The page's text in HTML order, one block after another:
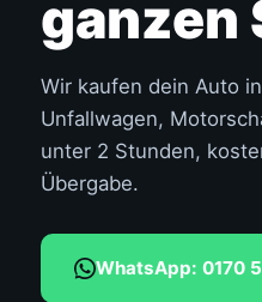
ganzen
Wir kaufen dein Auto
Unfallwagen,
unter 2 Stunden,
Übergabe.
WhatsApp: 0170